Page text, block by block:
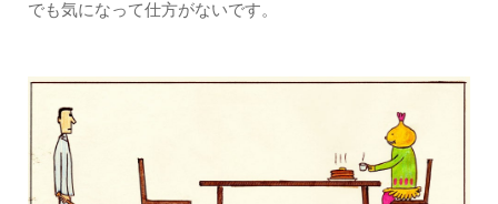
でも気になって仕方がないです。